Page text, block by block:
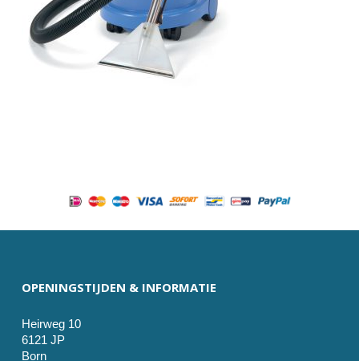
OPENINGSTIJDEN & INFORMATIE
Heirweg 10
6121 JP
Born